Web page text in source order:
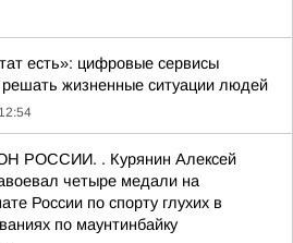
есть»: цифровые сервисы
жизненные ситуации людей
12:54
РОССИИ. . Курянин Алексей
четыре медали на
России по спорту глухих в
по маунтинбайку